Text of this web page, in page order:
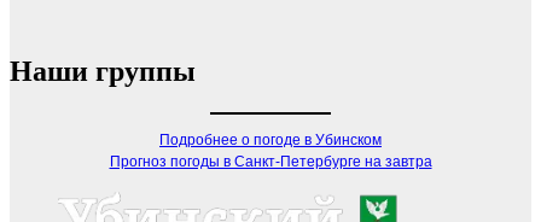
Наши группы
Подробнее о погоде в Убинском
Прогноз погоды в Санкт-Петербурге на завтра